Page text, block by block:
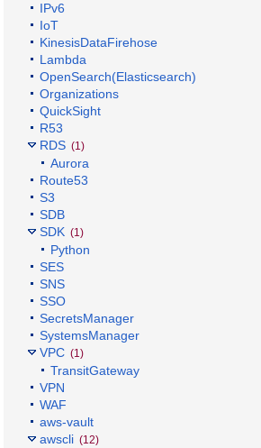
IPv6
IoT
KinesisDataFirehose
Lambda
OpenSearch(Elasticsearch)
Organizations
QuickSight
R53
RDS (1)
Aurora
Route53
S3
SDB
SDK (1)
Python
SES
SNS
SSO
SecretsManager
SystemsManager
VPC (1)
TransitGateway
VPN
WAF
aws-vault
awscli (12)